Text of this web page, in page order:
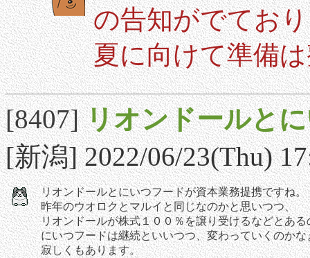
の告知がでてお
夏に向けて準備
[8407]リオンドールと
[新潟] 2022/06/23(Thu)
リオンドールとにいつフードが資本業務提携ですね。
昨年のウオロクとマルイと同じなのかと思いつつ、
リオンドールが株式１００％を譲り受けるなどとある
にいつフードは継続といいつつ、変わっていくのかな
寂しくもあります。